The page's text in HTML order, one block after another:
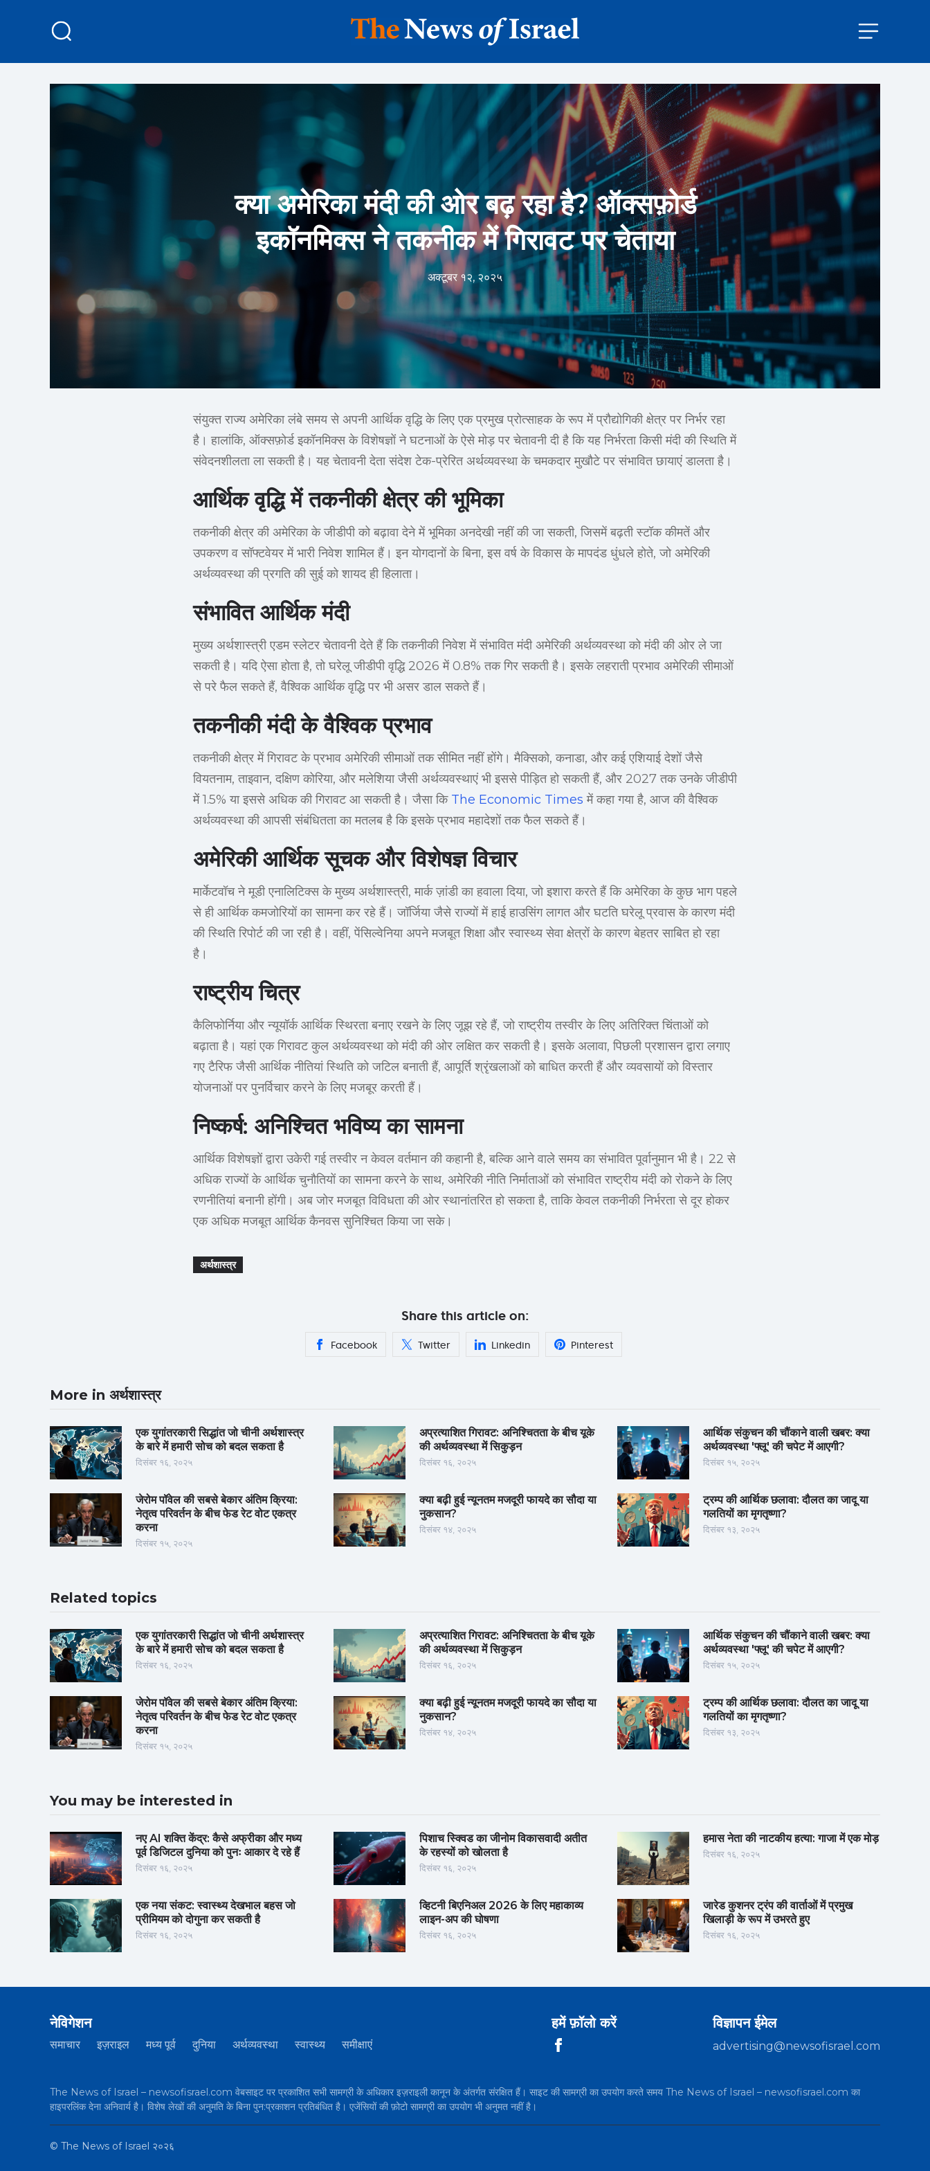
क्या अमेरिका मंदी की ओर बढ़ रहा है? ऑक्सफ़ोर्ड
इकॉनमिक्स ने तकनीक में गिरावट पर चेताया
अक्टूबर १२, २०२५
संयुक्त राज्य अमेरिका लंबे समय से अपनी आर्थिक वृद्धि के लिए एक प्रमुख प्रोत्साहक के रूप में प्रौद्योगिकी क्षेत्र पर निर्भर रहा
है। हालांकि, ऑक्सफ़ोर्ड इकॉनमिक्स के विशेषज्ञों ने घटनाओं के ऐसे मोड़ पर चेतावनी दी है कि यह निर्भरता किसी मंदी की स्थिति में
संवेदनशीलता ला सकती है। यह चेतावनी देता संदेश टेक-प्रेरित अर्थव्यवस्था के चमकदार मुखौटे पर संभावित छायाएं डालता है।
आर्थिक वृद्धि में तकनीकी क्षेत्र की भूमिका
तकनीकी क्षेत्र की अमेरिका के जीडीपी को बढ़ावा देने में भूमिका अनदेखी नहीं की जा सकती, जिसमें बढ़ती स्टॉक कीमतें और
उपकरण व सॉफ्टवेयर में भारी निवेश शामिल हैं। इन योगदानों के बिना, इस वर्ष के विकास के मापदंड धुंधले होते, जो अमेरिकी
अर्थव्यवस्था की प्रगति की सुई को शायद ही हिलाता।
संभावित आर्थिक मंदी
मुख्य अर्थशास्त्री एडम स्लेटर चेतावनी देते हैं कि तकनीकी निवेश में संभावित मंदी अमेरिकी अर्थव्यवस्था को मंदी की ओर ले जा
सकती है। यदि ऐसा होता है, तो घरेलू जीडीपी वृद्धि 2026 में 0.8% तक गिर सकती है। इसके लहराती प्रभाव अमेरिकी सीमाओं
से परे फैल सकते हैं, वैश्विक आर्थिक वृद्धि पर भी असर डाल सकते हैं।
तकनीकी मंदी के वैश्विक प्रभाव
तकनीकी क्षेत्र में गिरावट के प्रभाव अमेरिकी सीमाओं तक सीमित नहीं होंगे। मैक्सिको, कनाडा, और कई एशियाई देशों जैसे
वियतनाम, ताइवान, दक्षिण कोरिया, और मलेशिया जैसी अर्थव्यवस्थाएं भी इससे पीड़ित हो सकती हैं, और 2027 तक उनके जीडीपी
में 1.5% या इससे अधिक की गिरावट आ सकती है। जैसा कि The Economic Times में कहा गया है, आज की वैश्विक
अर्थव्यवस्था की आपसी संबंधितता का मतलब है कि इसके प्रभाव महादेशों तक फैल सकते हैं।
अमेरिकी आर्थिक सूचक और विशेषज्ञ विचार
मार्केटवॉच ने मूडी एनालिटिक्स के मुख्य अर्थशास्त्री, मार्क ज़ांडी का हवाला दिया, जो इशारा करते हैं कि अमेरिका के कुछ भाग पहले
से ही आर्थिक कमजोरियों का सामना कर रहे हैं। जॉर्जिया जैसे राज्यों में हाई हाउसिंग लागत और घटति घरेलू प्रवास के कारण मंदी
की स्थिति रिपोर्ट की जा रही है। वहीं, पेंसिल्वेनिया अपने मजबूत शिक्षा और स्वास्थ्य सेवा क्षेत्रों के कारण बेहतर साबित हो रहा
है।
राष्ट्रीय चित्र
कैलिफोर्निया और न्यूयॉर्क आर्थिक स्थिरता बनाए रखने के लिए जूझ रहे हैं, जो राष्ट्रीय तस्वीर के लिए अतिरिक्त चिंताओं को
बढ़ाता है। यहां एक गिरावट कुल अर्थव्यवस्था को मंदी की ओर लक्षित कर सकती है। इसके अलावा, पिछली प्रशासन द्वारा लगाए
गए टैरिफ जैसी आर्थिक नीतियां स्थिति को जटिल बनाती हैं, आपूर्ति श्रृंखलाओं को बाधित करती हैं और व्यवसायों को विस्तार
योजनाओं पर पुनर्विचार करने के लिए मजबूर करती हैं।
निष्कर्ष: अनिश्चित भविष्य का सामना
आर्थिक विशेषज्ञों द्वारा उकेरी गई तस्वीर न केवल वर्तमान की कहानी है, बल्कि आने वाले समय का संभावित पूर्वानुमान भी है। 22 से
अधिक राज्यों के आर्थिक चुनौतियों का सामना करने के साथ, अमेरिकी नीति निर्माताओं को संभावित राष्ट्रीय मंदी को रोकने के लिए
रणनीतियां बनानी होंगी। अब जोर मजबूत विविधता की ओर स्थानांतरित हो सकता है, ताकि केवल तकनीकी निर्भरता से दूर होकर
एक अधिक मजबूत आर्थिक कैनवस सुनिश्चित किया जा सके।
अर्थशास्त्र
Share this article on:
Facebook Twitter Linkedin Pinterest
More in अर्थशास्त्र
एक युगांतरकारी सिद्धांत जो चीनी अर्थशास्त्र
के बारे में हमारी सोच को बदल सकता है
दिसंबर १६, २०२५
अप्रत्याशित गिरावट: अनिश्चितता के बीच यूके
की अर्थव्यवस्था में सिकुड़न
दिसंबर १६, २०२५
आर्थिक संकुचन की चौंकाने वाली खबर: क्या
अर्थव्यवस्था 'फ्लू' की चपेट में आएगी?
दिसंबर १५, २०२५
जेरोम पॉवेल की सबसे बेकार अंतिम क्रिया:
नेतृत्व परिवर्तन के बीच फेड रेट वोट एकत्र
करना
दिसंबर १५, २०२५
क्या बढ़ी हुई न्यूनतम मजदूरी फायदे का सौदा या
नुकसान?
दिसंबर १४, २०२५
ट्रम्प की आर्थिक छलावा: दौलत का जादू या
गलतियों का मृगतृष्णा?
दिसंबर १३, २०२५
Related topics
एक युगांतरकारी सिद्धांत जो चीनी अर्थशास्त्र
के बारे में हमारी सोच को बदल सकता है
दिसंबर १६, २०२५
अप्रत्याशित गिरावट: अनिश्चितता के बीच यूके
की अर्थव्यवस्था में सिकुड़न
दिसंबर १६, २०२५
आर्थिक संकुचन की चौंकाने वाली खबर: क्या
अर्थव्यवस्था 'फ्लू' की चपेट में आएगी?
दिसंबर १५, २०२५
जेरोम पॉवेल की सबसे बेकार अंतिम क्रिया:
नेतृत्व परिवर्तन के बीच फेड रेट वोट एकत्र
करना
दिसंबर १५, २०२५
क्या बढ़ी हुई न्यूनतम मजदूरी फायदे का सौदा या
नुकसान?
दिसंबर १४, २०२५
ट्रम्प की आर्थिक छलावा: दौलत का जादू या
गलतियों का मृगतृष्णा?
दिसंबर १३, २०२५
You may be interested in
नए AI शक्ति केंद्र: कैसे अफ्रीका और मध्य
पूर्व डिजिटल दुनिया को पुनः आकार दे रहे हैं
दिसंबर १६, २०२५
पिशाच स्क्विड का जीनोम विकासवादी अतीत
के रहस्यों को खोलता है
दिसंबर १६, २०२५
हमास नेता की नाटकीय हत्या: गाजा में एक मोड़
दिसंबर १६, २०२५
एक नया संकट: स्वास्थ्य देखभाल बहस जो
प्रीमियम को दोगुना कर सकती है
दिसंबर १६, २०२५
व्हिटनी बिएनिअल 2026 के लिए महाकाव्य
लाइन-अप की घोषणा
दिसंबर १६, २०२५
जारेड कुशनर ट्रंप की वार्ताओं में प्रमुख
खिलाड़ी के रूप में उभरते हुए
दिसंबर १६, २०२५
नेविगेशन
समाचार इज़राइल मध्य पूर्व दुनिया अर्थव्यवस्था स्वास्थ्य समीक्षाएं
हमें फ़ॉलो करें विज्ञापन ईमेल
advertising@newsofisrael.com
The News of Israel – newsofisrael.com वेबसाइट पर प्रकाशित सभी सामग्री के अधिकार इज़राइली कानून के अंतर्गत संरक्षित हैं। साइट की सामग्री का उपयोग करते समय The News of Israel – newsofisrael.com का
हाइपरलिंक देना अनिवार्य है। विशेष लेखों की अनुमति के बिना पुन:प्रकाशन प्रतिबंधित है। एजेंसियों की फ़ोटो सामग्री का उपयोग भी अनुमत नहीं है।
© The News of Israel २०२६